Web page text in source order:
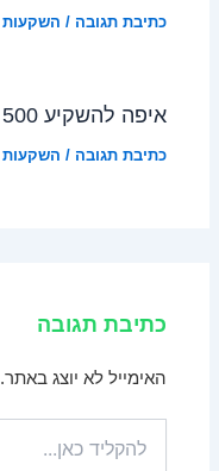
כתיבת תגובה / השקעות
איפה להשקיע 500 אלף שקל כדי להרוויח בגדול
כתיבת תגובה / השקעות
כתיבת תגובה
האימייל לא יוצג באתר.
כאן...